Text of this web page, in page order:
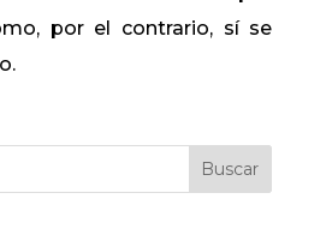
por el contrario, sí se
Buscar